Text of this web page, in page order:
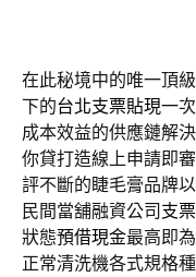
在此秘境中的唯一頂
下的台北支票貼現一
成本效益的供應鏈解
你貸打造線上申請即
評不斷的睫毛膏品牌
民間當舖融資公司 支
狀態預借現金最高即
正常清洗機各式規格